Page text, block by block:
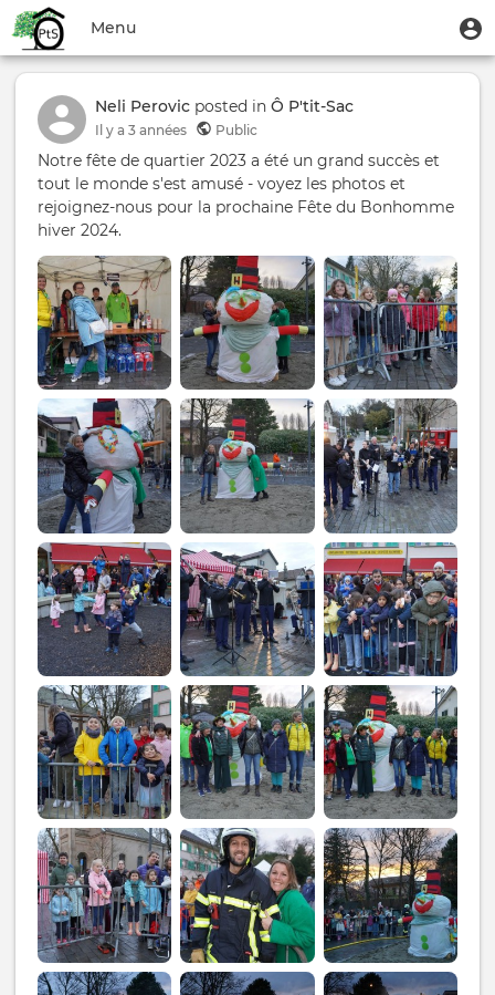
contenu
Menu
du
compte
l'utilisateur
Menu
Toggle
navigation
Neli Perovic posted in Ô P'tit‑Sac
Il y a 3 années Public
Notre fête de quartier 2023 a été un grand succès et
tout le monde s'est amusé - voyez les photos et
rejoignez-nous pour la prochaine Fête du Bonhomme
hiver 2024.